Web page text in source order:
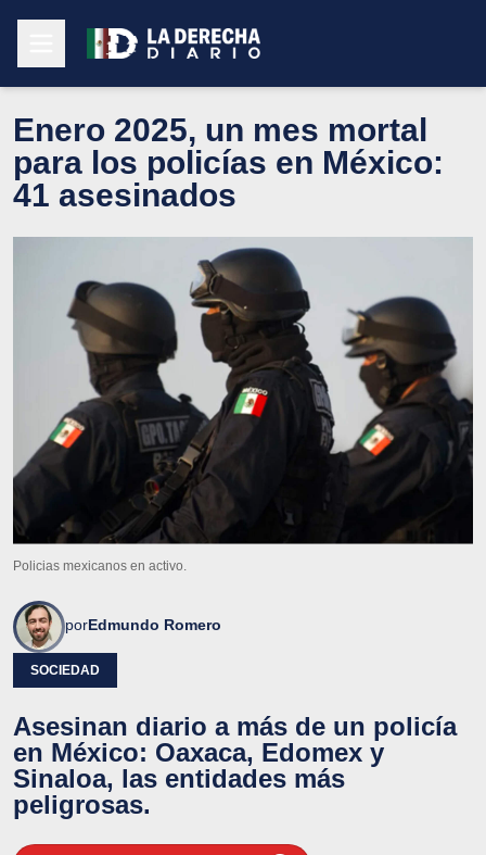
Enero 2025, un mes mortal
para los policías en México:
41 asesinados
Policias mexicanos en activo.
porEdmundo Romero
SOCIEDAD
Asesinan diario a más de un policía
en México: Oaxaca, Edomex y
Sinaloa, las entidades más
peligrosas.